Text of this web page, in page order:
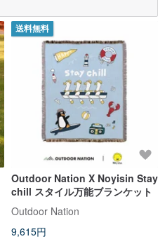
送料無料
Outdoor Nation X Noyisin Stay
chill スタイル万能ブランケット
Outdoor Nation
9,615円